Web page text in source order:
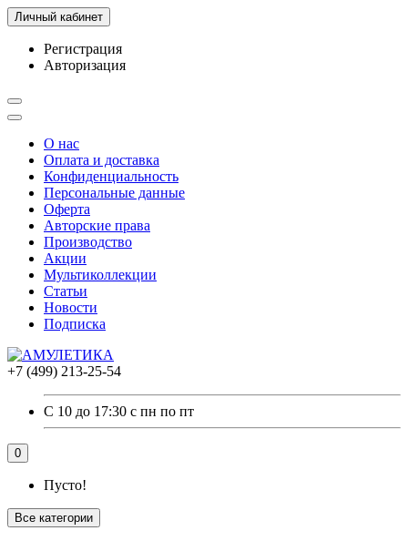
Личный кабинет
Регистрация
Авторизация
О нас
Оплата и доставка
Конфиденциальность
Персональные данные
Оферта
Авторские права
Производство
Акции
Мультиколлекции
Статьи
Новости
Подписка
+7 (499) 213-25-54
С 10 до 17:30 с пн по пт
0
Пусто!
Все категории